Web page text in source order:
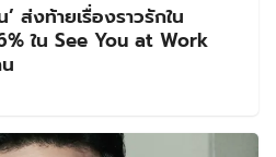
ส่งท้ายเรื่องราวรักใน
ใน See You at Work